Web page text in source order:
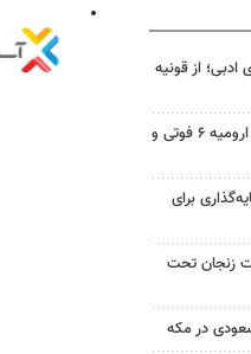
از قونیه
تصادف در محور شهید کلانتری ارومیه ۶ فوتی و
برای
مساحت زنجان تحت
در مکه